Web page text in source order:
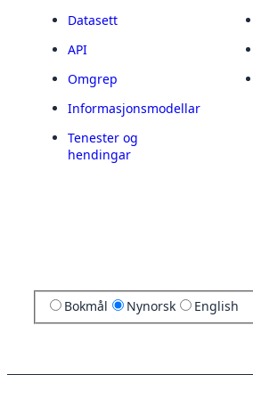
Datasett
API
Omgrep
Informasjonsmodellar
Tenester og
hendingar
Bokmål Nynorsk English